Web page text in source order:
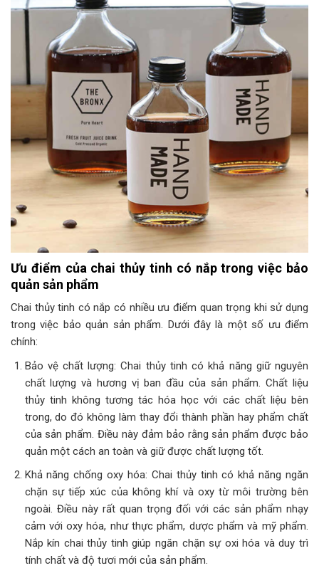
Ưu điểm của chai thủy tinh có nắp trong việc bảo
quản sản phẩm
Chai thủy tinh có nắp có nhiều ưu điểm quan trọng khi sử dụng
trong việc bảo quản sản phẩm. Dưới đây là một số ưu điểm
chính:
Bảo vệ chất lượng: Chai thủy tinh có khả năng giữ nguyên
chất lượng và hương vị ban đầu của sản phẩm. Chất liệu
thủy tinh không tương tác hóa học với các chất liệu bên
trong, do đó không làm thay đổi thành phần hay phẩm chất
của sản phẩm. Điều này đảm bảo rằng sản phẩm được bảo
quản một cách an toàn và giữ được chất lượng tốt.
Khả năng chống oxy hóa: Chai thủy tinh có khả năng ngăn
chặn sự tiếp xúc của không khí và oxy từ môi trường bên
ngoài. Điều này rất quan trọng đối với các sản phẩm nhạy
cảm với oxy hóa, như thực phẩm, dược phẩm và mỹ phẩm.
Nắp kín chai thủy tinh giúp ngăn chặn sự oxi hóa và duy trì
tính chất và độ tươi mới của sản phẩm.